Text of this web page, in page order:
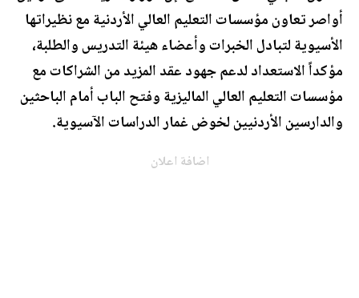
أواصر تعاون مؤسسات التعليم العالي الأردنية مع نظيراتها
الأسيوية لتبادل الخبرات وأعضاء هيئة التدريس والطلبة،
مؤكداً الاستعداد لدعم جهود عقد المزيد من الشراكات مع
مؤسسات التعليم العالي الماليزية وفتح الباب أمام الباحثين
والدارسين الأردنيين لخوض غمار الدراسات الآسيوية.
اضافة اعلان